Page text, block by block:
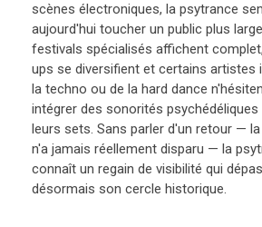
scènes électroniques, la psytrance
aujourd'hui toucher un public plus
festivals spécialisés affichent
ups se diversifient et certains artistes
la techno ou de la hard dance
intégrer des sonorités psychédéliques
leurs sets. Sans parler d'un retour —
n'a jamais réellement disparu — la
connaît un regain de visibilité qui
désormais son cercle historique.